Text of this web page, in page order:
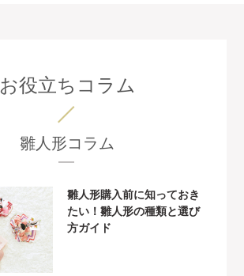
お役立ちコラム
雛人形コラム
雛人形購入前に知っておき
たい！雛人形の種類と選び
方ガイド